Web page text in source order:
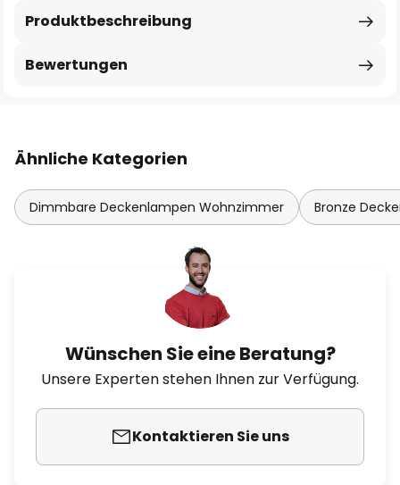
Produktbeschreibung
Bewertungen
Ähnliche Kategorien
Dimmbare Deckenlampen Wohnzimmer Bronze
Wünschen Sie eine Beratung?
Unsere Experten stehen Ihnen zur Verfügung.
Kontaktieren Sie uns